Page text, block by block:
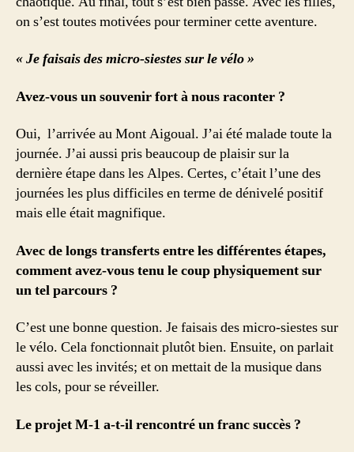
on s’est toutes motivées pour terminer cette aventure.
« Je faisais des micro-siestes sur le vélo »
Avez-vous un souvenir fort à nous raconter ?
Oui, l’arrivée au Mont Aigoual. J’ai été malade toute la
journée. J’ai aussi pris beaucoup de plaisir sur la
dernière étape dans les Alpes. Certes, c’était l’une des
journées les plus difficiles en terme de dénivelé positif
mais elle était magnifique.
Avec de longs transferts entre les différentes étapes,
comment avez-vous tenu le coup physiquement sur
un tel parcours ?
C’est une bonne question. Je faisais des micro-siestes sur
le vélo. Cela fonctionnait plutôt bien. Ensuite, on parlait
aussi avec les invités; et on mettait de la musique dans
les cols, pour se réveiller.
Le projet M-1 a-t-il rencontré un franc succès ?